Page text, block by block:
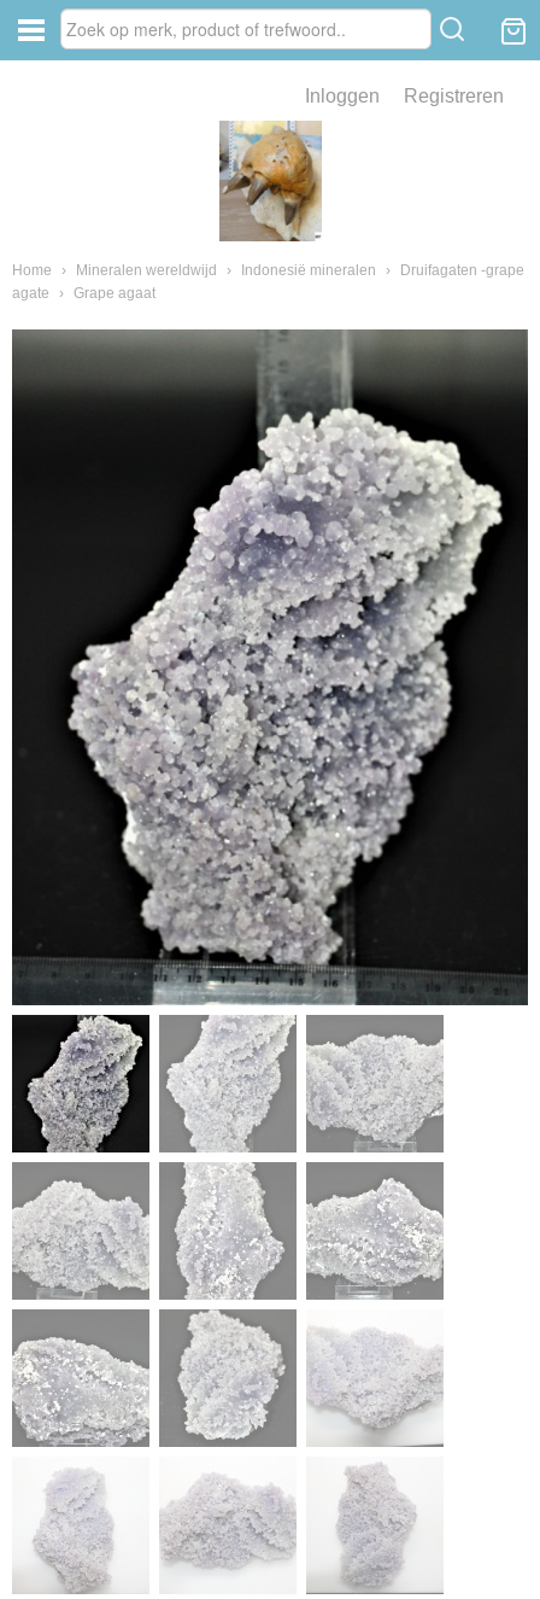
Inloggen Registreren
Home › Mineralen wereldwijd › Indonesië mineralen ›
Druifagaten -grape
agate
› Grape agaat
van fossielen en mineralen